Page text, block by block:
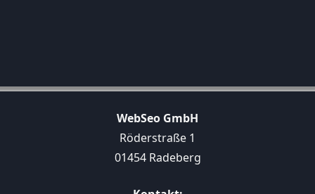
WebSeo GmbH
Röderstraße 1
01454 Radeberg